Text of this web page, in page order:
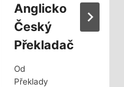
Anglicko
Český
Překladač
Od
Překlady